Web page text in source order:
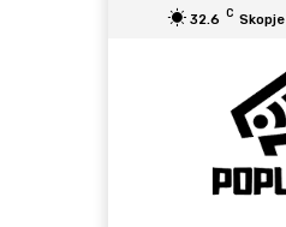
32.6 C Skopje